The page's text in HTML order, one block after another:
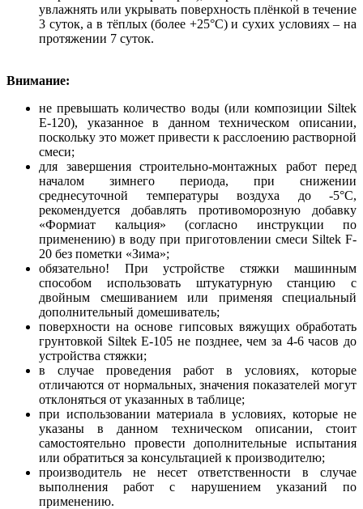
увлажнять или укрывать поверхность плёнкой в течение
3 суток, а в тёплых (более +25°С) и сухих условиях – на
протяжении 7 суток.
Внимание:
не превышать количество воды (или композиции Siltek
Е-120), указанное в данном техническом описании,
поскольку это может привести к расслоению растворной
смеси;
для завершения строительно-монтажных работ перед
началом зимнего периода, при снижении
среднесуточной температуры воздуха до -5°С,
рекомендуется добавлять противоморозную добавку
«Формиат кальция» (согласно инструкции по
применению) в воду при приготовлении смеси Siltek F-
20 без пометки «Зима»;
обязательно! При устройстве стяжки машинным
способом использовать штукатурную станцию с
двойным смешиванием или применяя специальный
дополнительный домешиватель;
поверхности на основе гипсовых вяжущих обработать
грунтовкой Siltek Е-105 не позднее, чем за 4-6 часов до
устройства стяжки;
в случае проведения работ в условиях, которые
отличаются от нормальных, значения показателей могут
отклоняться от указанных в таблице;
при использовании материала в условиях, которые не
указаны в данном техническом описании, стоит
самостоятельно провести дополнительные испытания
или обратиться за консультацией к производителю;
производитель не несет ответственности в случае
выполнения работ с нарушением указаний по
применению.